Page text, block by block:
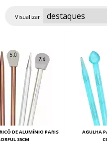
as agulhas circulares
costura como gorros e golas.
Visualizar:
DE ALUMÍNIO PARIS
35CM
AGULHA